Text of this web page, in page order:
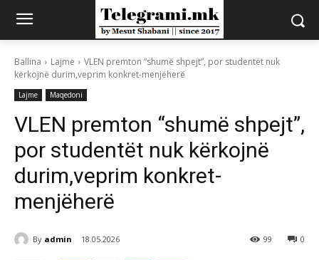
Ballina Lajme
VLEN premton “shumë shpejt”, por studentët nuk
kërkojnë durim,veprim konkret-menjëherë
Lajme Maqedoni
VLEN premton “shumë shpejt”,
por studentët nuk kërkojnë
durim,veprim konkret-
menjëherë
By admin 18.05.2026 0
99